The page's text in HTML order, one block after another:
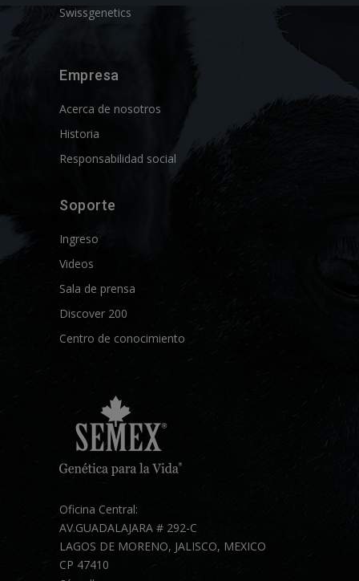
Swissgenetics
Empresa
Acerca de nosotros
Historia
Responsabilidad social
Soporte
Ingreso
Videos
Sala de prensa
Discover 200
Centro de conocimiento
Oficina Central:
AV.GUADALAJARA # 292-C
LAGOS DE MORENO, JALISCO, MEXICO
CP 47410